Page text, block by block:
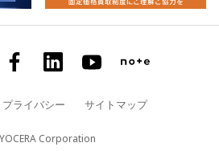
プライバシー サイトマップ
Corporation